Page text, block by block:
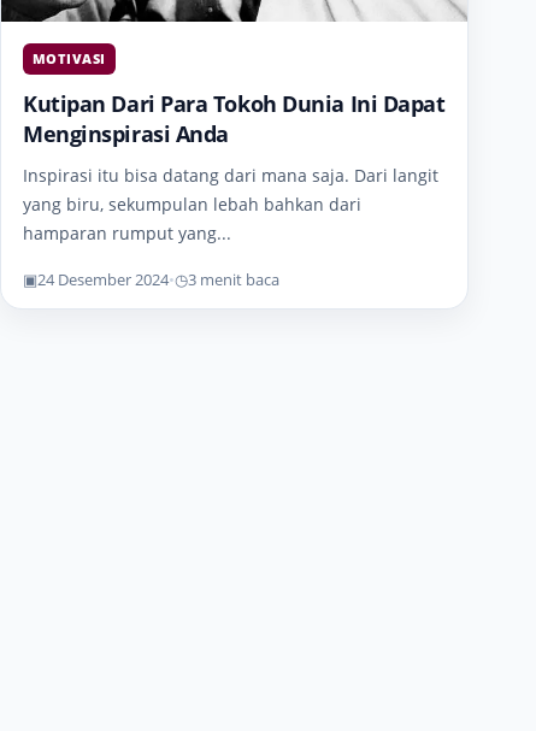
MOTIVASI
Kutipan Dari Para Tokoh Dunia Ini Dapat
Menginspirasi Anda
Inspirasi itu bisa datang dari mana saja. Dari langit
yang biru, sekumpulan lebah bahkan dari
hamparan rumput yang...
▣24 Desember 2024•◷3 menit baca